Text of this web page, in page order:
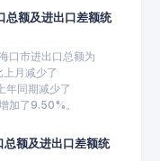
总额及进出口差额统
口市进出口总额为
月减少了
年同期减少了
加了9.50%。
额及进出口差额统